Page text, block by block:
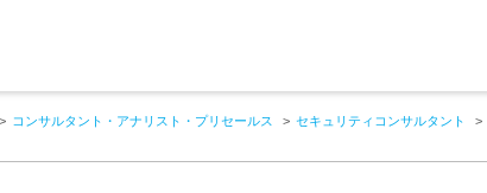
コンサルタント・アナリスト・プリセールス セキュリティコンサルタント